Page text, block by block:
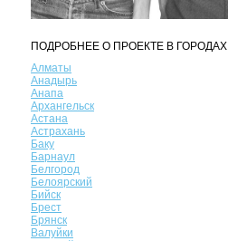
ПОДРОБНЕЕ О ПРОЕКТЕ В
Алматы
Анадырь
Анапа
Архангельск
Астана
Астрахань
Баку
Барнаул
Белгород
Белоярский
Бийск
Брест
Брянск
Валуйки